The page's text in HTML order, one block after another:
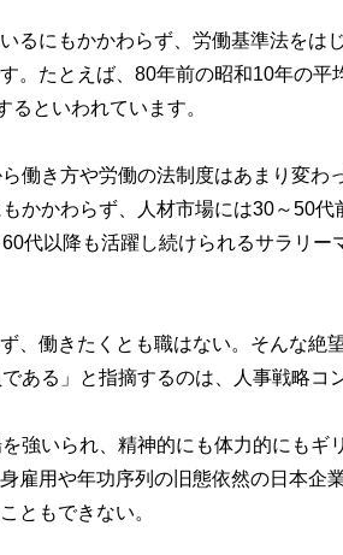
るにもかかわらず、労働基準法をは
。たとえば、80年前の昭和10年の平
といわれています。
働き方や労働の法制度はあまり変わ
かかわらず、人材市場には30～50代
代以降も活躍し続けられるサラリー
、働きたくとも職はない。そんな絶
ある」と指摘するのは、人事戦略コ
強いられ、精神的にも体力的にもギ
雇用や年功序列の旧態依然の日本企
ともできない。